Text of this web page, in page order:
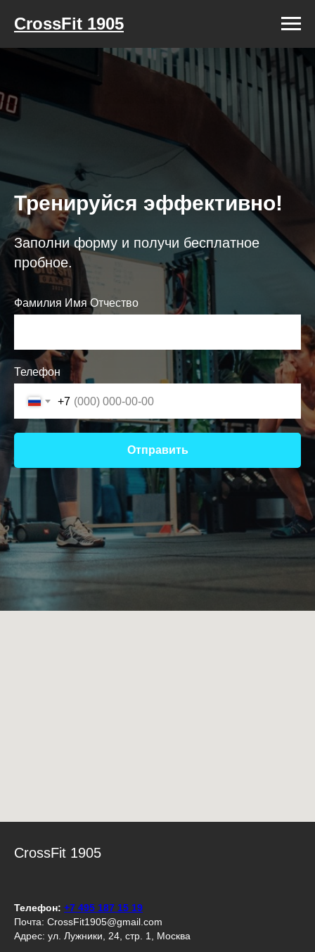
CrossFit 1905
Тренируйся эффективно!
Заполни форму и получи бесплатное
пробное.
Фамилия Имя Отчество
Телефон
+7
Отправить
CrossFit 1905
Телефон: +7 495 187 15 19
Почта: CrossFit1905@gmail.com
Адрес: ул. Лужники, 24, стр. 1, Москва